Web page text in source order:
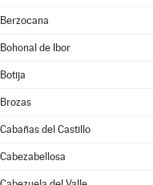
Berzocana
Bohonal de Ibor
Botija
Brozas
Cabañas del Castillo
Cabezabellosa